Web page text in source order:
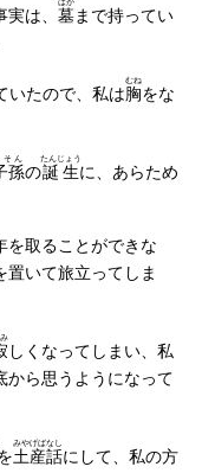
は、 墓
はか
まで持ってい
いたので、私は胸
むね
をな
孫
そん
の誕生
たんじょう
に、あらため
取ることができな
いて旅立ってしま
しくなってしまい、私
から思うようになって
土産話
みやげばなし
にして、私の方